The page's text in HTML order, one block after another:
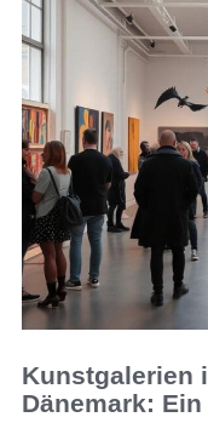
Kunstgalerien
Dänemark: